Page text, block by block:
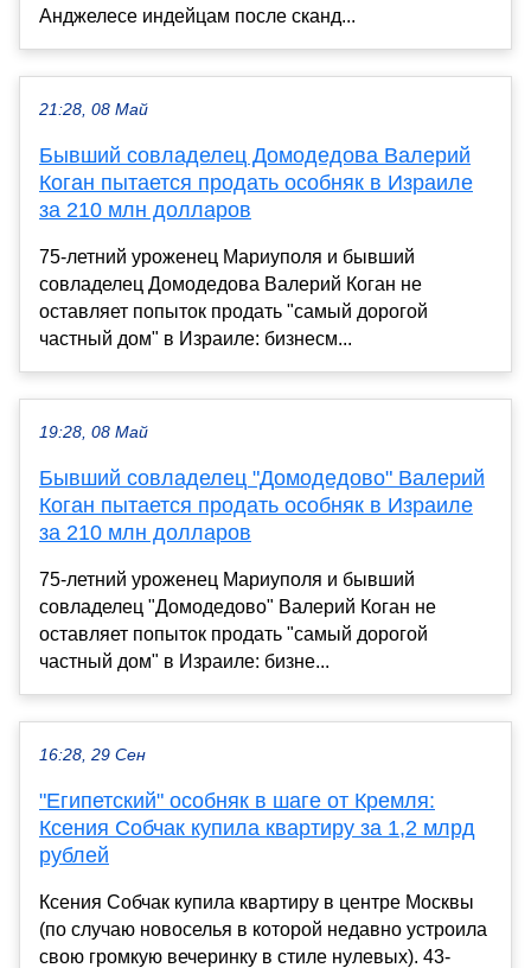
Анджелесе индейцам после сканд...
21:28, 08 Май
Бывший совладелец Домодедова Валерий
Коган пытается продать особняк в Израиле
за 210 млн долларов
75-летний уроженец Мариуполя и бывший
совладелец Домодедова Валерий Коган не
оставляет попыток продать "самый дорогой
частный дом" в Израиле: бизнесм...
19:28, 08 Май
Бывший совладелец "Домодедово" Валерий
Коган пытается продать особняк в Израиле
за 210 млн долларов
75-летний уроженец Мариуполя и бывший
совладелец "Домодедово" Валерий Коган не
оставляет попыток продать "самый дорогой
частный дом" в Израиле: бизне...
16:28, 29 Сен
"Египетский" особняк в шаге от Кремля:
Ксения Собчак купила квартиру за 1,2 млрд
рублей
Ксения Собчак купила квартиру в центре Москвы
(по случаю новоселья в которой недавно устроила
свою громкую вечеринку в стиле нулевых). 43-